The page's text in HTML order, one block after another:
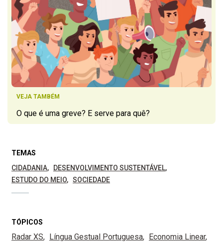
VEJA TAMBÉM
O que é uma greve? E serve para quê?
TEMAS
CIDADANIA
DESENVOLVIMENTO SUSTENTÁVEL
ESTUDO DO MEIO
SOCIEDADE
TÓPICOS
Radar XS Língua Gestual Portuguesa
Economia Linear